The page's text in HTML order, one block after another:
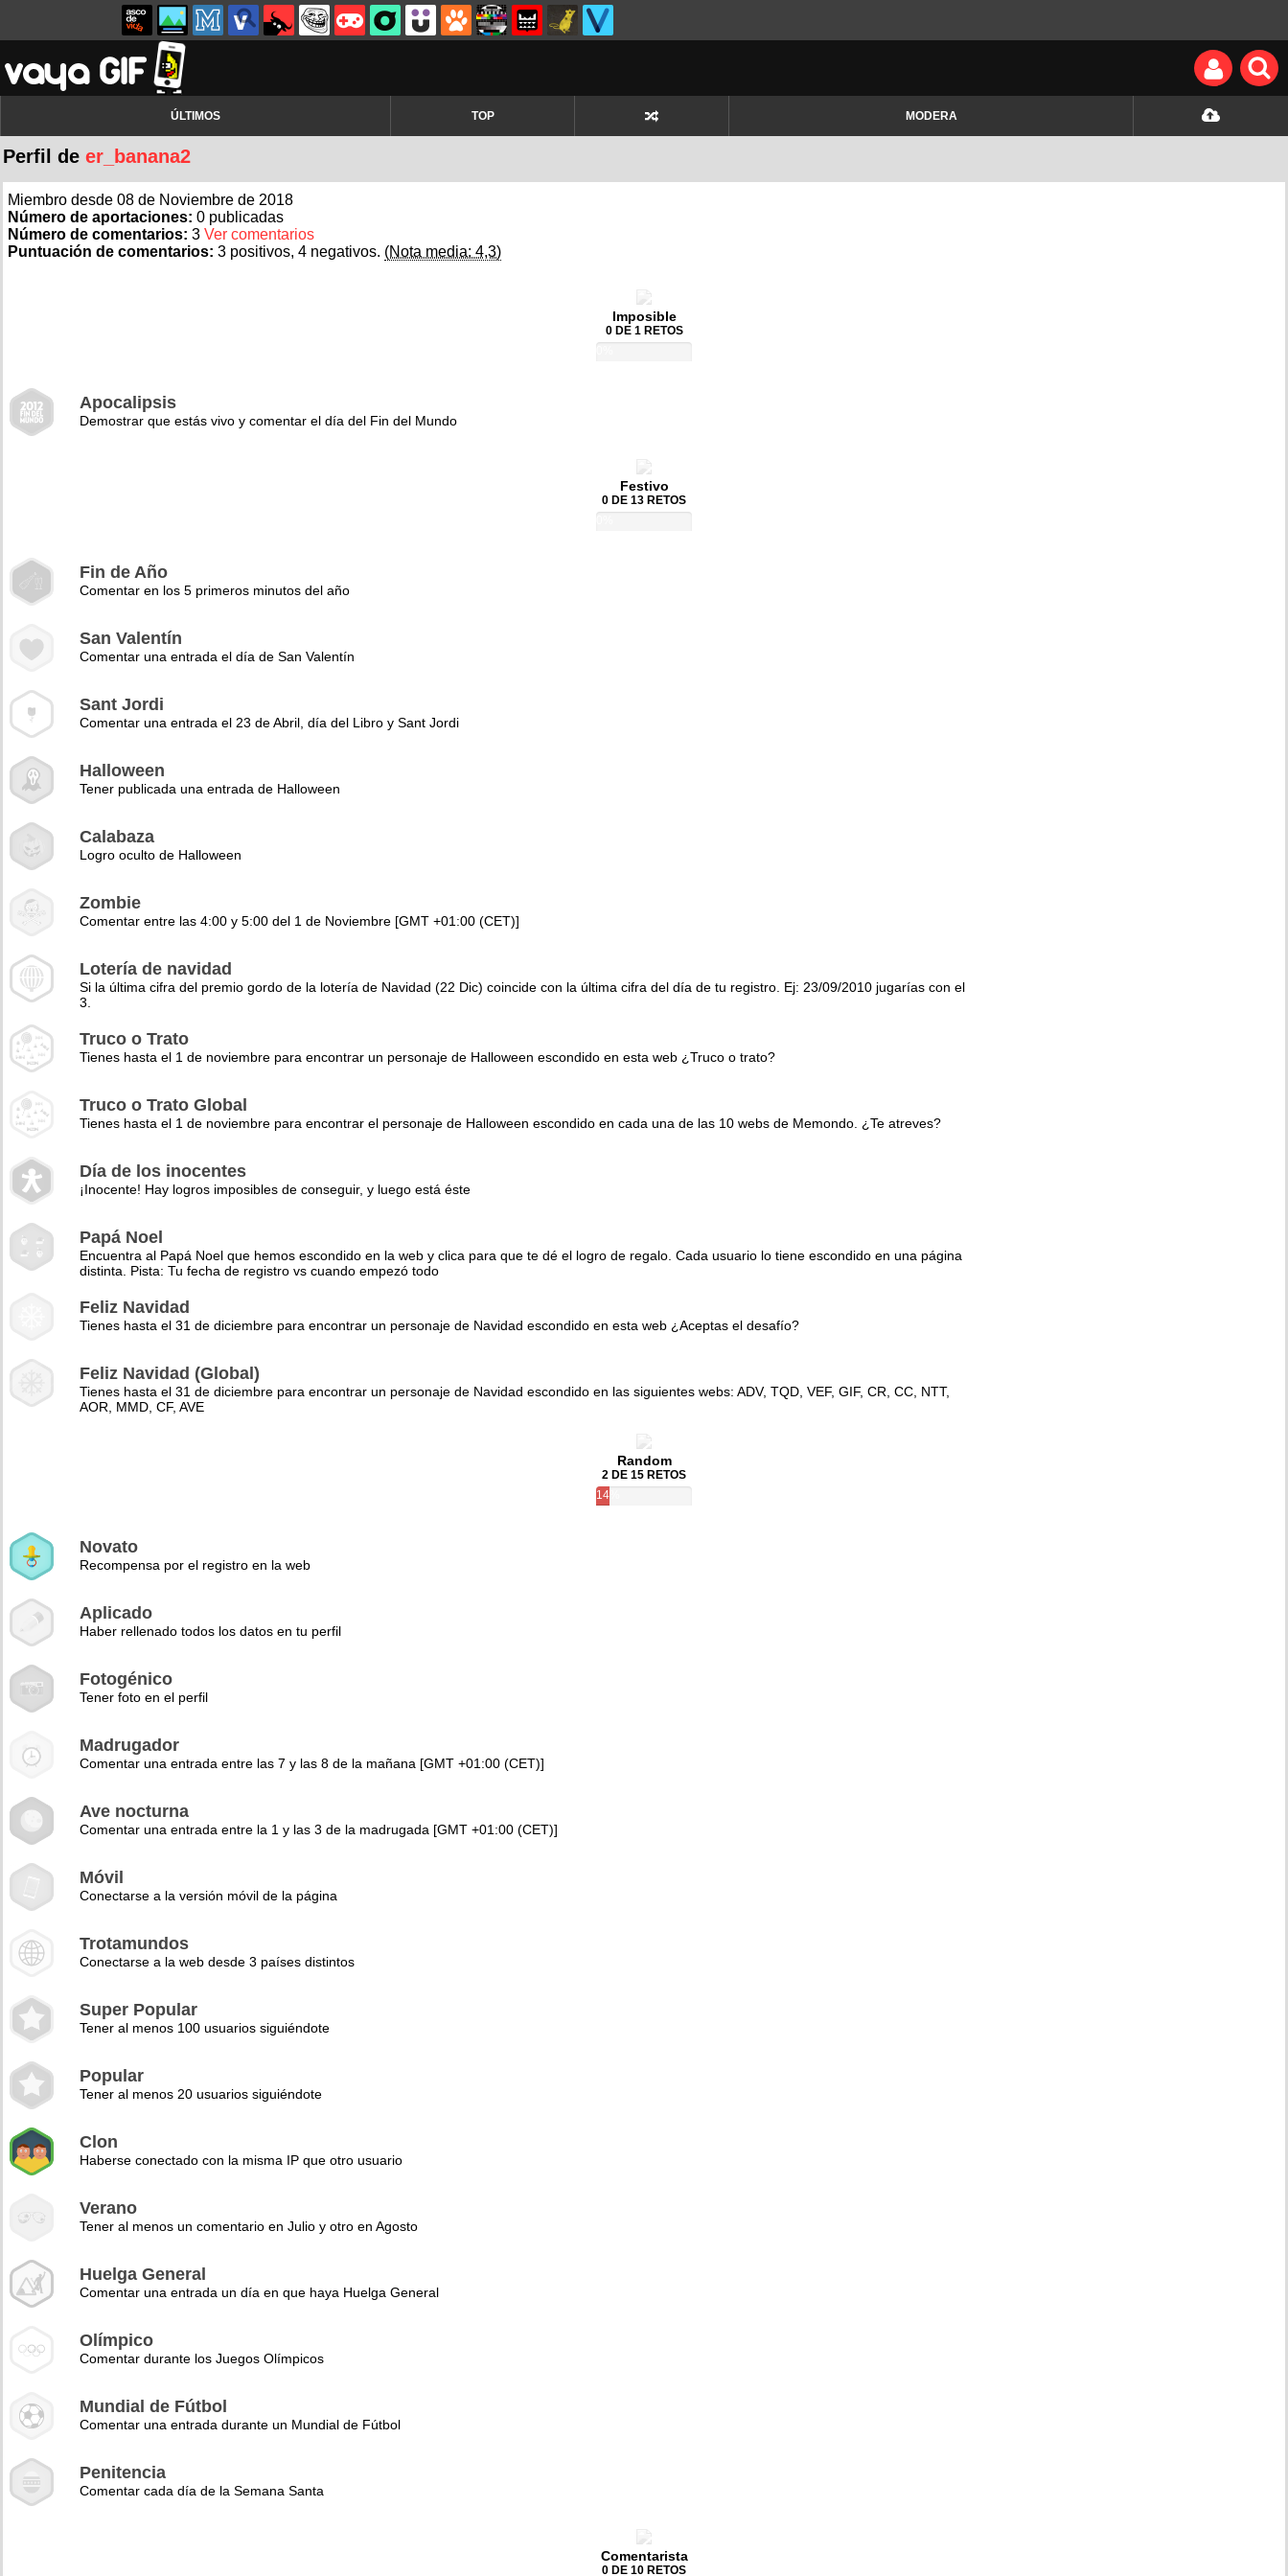
ÚLTIMOS TOP MODERA
Perfil de er_banana2
Miembro desde 08 de Noviembre de 2018
Número de aportaciones: 0 publicadas
Número de comentarios: 3 Ver comentarios
Puntuación de comentarios: 3 positivos, 4 negativos. (Nota media: 4,3)
Imposible
0 DE 1 RETOS
Apocalipsis
Demostrar que estás vivo y comentar el día del Fin del Mundo
Festivo
0 DE 13 RETOS
Fin de Año
Comentar en los 5 primeros minutos del año
San Valentín
Comentar una entrada el día de San Valentín
Sant Jordi
Comentar una entrada el 23 de Abril, día del Libro y Sant Jordi
Halloween
Tener publicada una entrada de Halloween
Calabaza
Logro oculto de Halloween
Zombie
Comentar entre las 4:00 y 5:00 del 1 de Noviembre [GMT +01:00 (CET)]
Lotería de navidad
Si la última cifra del premio gordo de la lotería de Navidad (22 Dic) coincide con la última cifra del día de tu registro. Ej: 23/09/2010 jugarías con el
3.
Truco o Trato
Tienes hasta el 1 de noviembre para encontrar un personaje de Halloween escondido en esta web ¿Truco o trato?
Truco o Trato Global
Tienes hasta el 1 de noviembre para encontrar el personaje de Halloween escondido en cada una de las 10 webs de Memondo. ¿Te atreves?
Día de los inocentes
¡Inocente! Hay logros imposibles de conseguir, y luego está éste
Papá Noel
Encuentra al Papá Noel que hemos escondido en la web y clica para que te dé el logro de regalo. Cada usuario lo tiene escondido en una página
distinta. Pista: Tu fecha de registro vs cuando empezó todo
Feliz Navidad
Tienes hasta el 31 de diciembre para encontrar un personaje de Navidad escondido en esta web ¿Aceptas el desafío?
Feliz Navidad (Global)
Tienes hasta el 31 de diciembre para encontrar un personaje de Navidad escondido en las siguientes webs: ADV, TQD, VEF, GIF, CR, CC, NTT,
AOR, MMD, CF, AVE
Random
2 DE 15 RETOS
14%
Novato
Recompensa por el registro en la web
Aplicado
Haber rellenado todos los datos en tu perfil
Fotogénico
Tener foto en el perfil
Madrugador
Comentar una entrada entre las 7 y las 8 de la mañana [GMT +01:00 (CET)]
Ave nocturna
Comentar una entrada entre la 1 y las 3 de la madrugada [GMT +01:00 (CET)]
Móvil
Conectarse a la versión móvil de la página
Trotamundos
Conectarse a la web desde 3 países distintos
Super Popular
Tener al menos 100 usuarios siguiéndote
Popular
Tener al menos 20 usuarios siguiéndote
Clon
Haberse conectado con la misma IP que otro usuario
Verano
Tener al menos un comentario en Julio y otro en Agosto
Huelga General
Comentar una entrada un día en que haya Huelga General
Olímpico
Comentar durante los Juegos Olímpicos
Mundial de Fútbol
Comentar una entrada durante un Mundial de Fútbol
Penitencia
Comentar cada día de la Semana Santa
Comentarista
0 DE 10 RETOS